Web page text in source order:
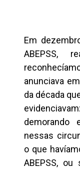
Em
ABEPSS,
anunciava
da década
demorando
nessas
o que
ABEPSS, ou